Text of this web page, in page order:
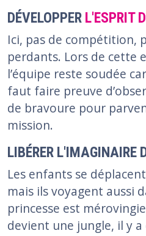
DÉVELOPPER L'ESPRIT
Ici, pas de compétition,
perdants. Lors de cette
l’équipe reste soudée
faut faire preuve
de bravoure pour
mission.
LIBÉRER L'IMAGINAIRE
Les enfants se
mais ils voyagent aussi
princesse est
devient une jungle, il y